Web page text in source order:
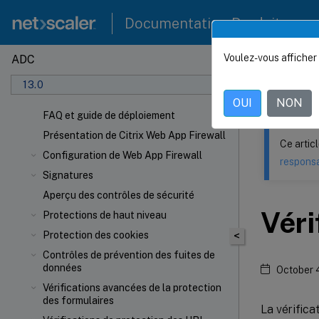
Documentation Produit
ADC
13.0
FAQ et guide de déploiement
Présentation de Citrix Web App Firewall
Configuration de Web App Firewall
Signatures
Aperçu des contrôles de sécurité
Protections de haut niveau
Protection des cookies
Contrôles de prévention des fuites de
données
Vérifications avancées de la protection
des formulaires
Ce contenu a
<
Ce
October
La
Voulez-vous
OUI NON